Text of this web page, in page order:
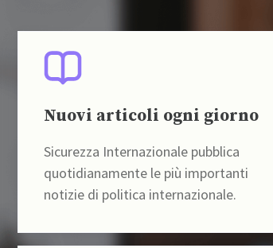
Nuovi articoli ogni giorno
Sicurezza Internazionale pubblica
quotidianamente le più importanti
notizie di politica internazionale.